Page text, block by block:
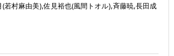
若村麻由美),佐見裕也(風間トオル),斉藤暁,長田成